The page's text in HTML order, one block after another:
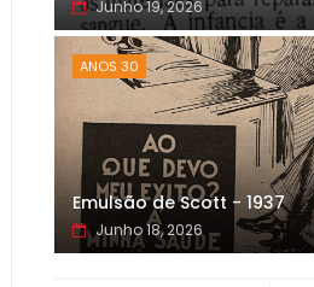
Junho 19, 2026
ANOS 30
Emulsão de Scott - 1937
Junho 18, 2026